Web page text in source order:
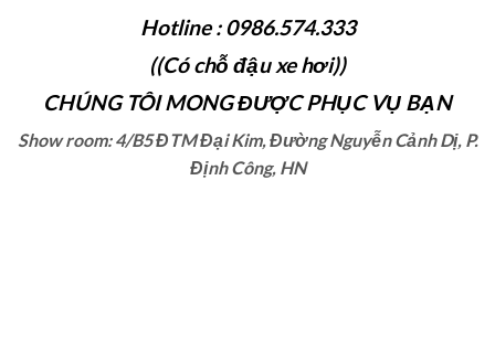
Hotline : 0986.574.333
((Có chỗ đậu xe hơi))
CHÚNG TÔI MONG ĐƯỢC PHỤC VỤ BẠN
Show room: 4/B5 ĐTM Đại Kim, Đường Nguyễn Cảnh Dị, P.
Định Công, HN